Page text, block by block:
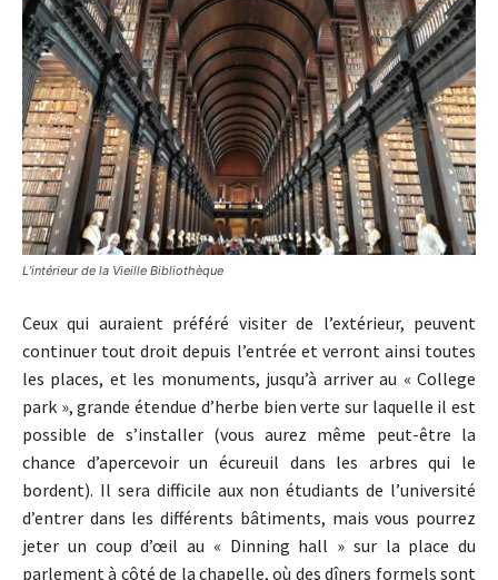
L’intérieur de la Vieille Bibliothèque
Ceux qui auraient préféré visiter de l’extérieur, peuvent
continuer tout droit depuis l’entrée et verront ainsi toutes
les places, et les monuments, jusqu’à arriver au « College
park », grande étendue d’herbe bien verte sur laquelle il est
possible de s’installer (vous aurez même peut-être la
chance d’apercevoir un écureuil dans les arbres qui le
bordent). Il sera difficile aux non étudiants de l’université
d’entrer dans les différents bâtiments, mais vous pourrez
jeter un coup d’œil au « Dinning hall » sur la place du
parlement à côté de la chapelle, où des dîners formels sont